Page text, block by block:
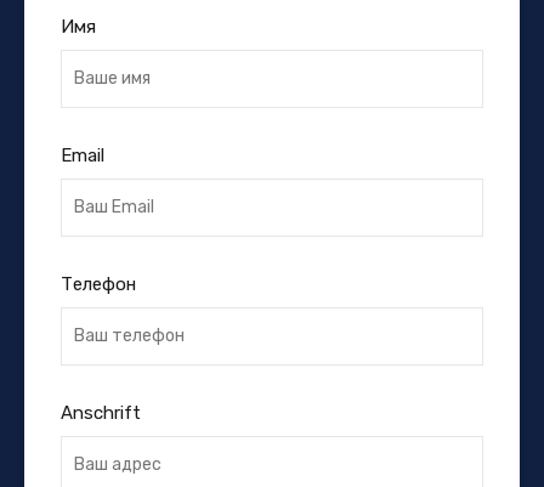
Имя
Email
Телефон
Anschrift